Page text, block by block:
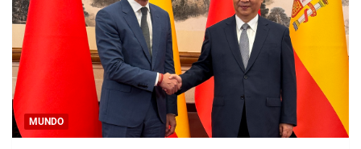
MUNDO